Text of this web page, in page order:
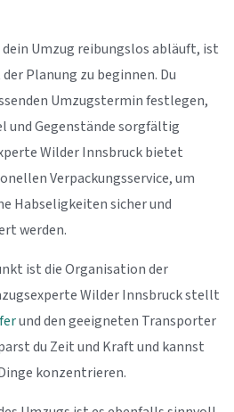
Umzug reibungslos abläuft, ist
Planung zu beginnen. Du
Umzugstermin festlegen,
und Gegenstände sorgfältig
Wilder Innsbruck bietet
Verpackungsservice, um
Habseligkeiten sicher und
werden.
ist die Organisation der
Wilder Innsbruck stellt
und den geeigneten Transporter
du Zeit und Kraft und kannst
konzentrieren.